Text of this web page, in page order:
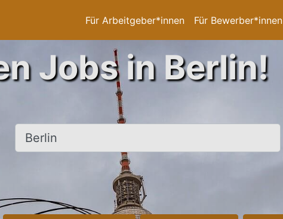
Für Arbeitgeber*innen Für Bewerber*innen
Jobs in Berlin!
Ort, Stadt